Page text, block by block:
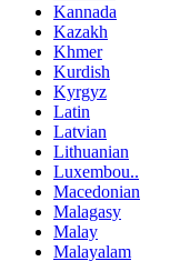
Kannada
Kazakh
Khmer
Kurdish
Kyrgyz
Latin
Latvian
Lithuanian
Luxembou..
Macedonian
Malagasy
Malay
Malayalam